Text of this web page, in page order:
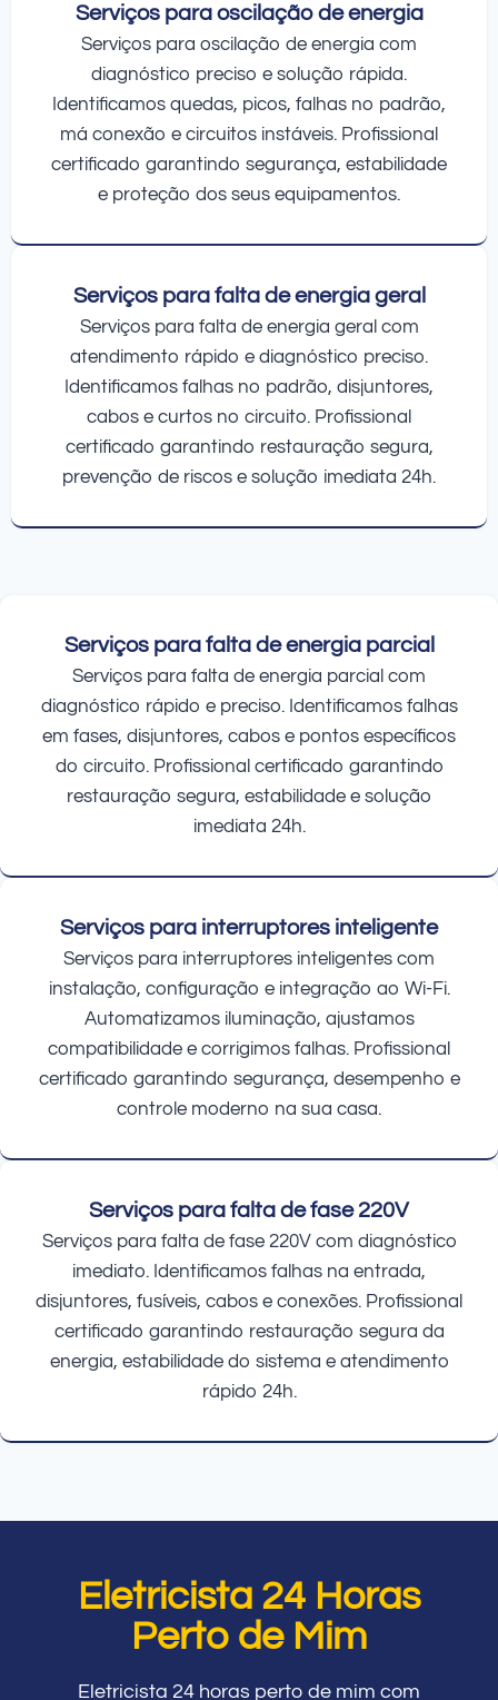
Serviços para oscilação de energia
Serviços para oscilação de energia com
diagnóstico preciso e solução rápida.
Identificamos quedas, picos, falhas no padrão,
má conexão e circuitos instáveis. Profissional
certificado garantindo segurança, estabilidade
e proteção dos seus equipamentos.
Serviços para falta de energia geral
Serviços para falta de energia geral com
atendimento rápido e diagnóstico preciso.
Identificamos falhas no padrão, disjuntores,
cabos e curtos no circuito. Profissional
certificado garantindo restauração segura,
prevenção de riscos e solução imediata 24h.
Serviços para falta de energia parcial
Serviços para falta de energia parcial com
diagnóstico rápido e preciso. Identificamos falhas
em fases, disjuntores, cabos e pontos específicos
do circuito. Profissional certificado garantindo
restauração segura, estabilidade e solução
imediata 24h.
Serviços para interruptores inteligente
Serviços para interruptores inteligentes com
instalação, configuração e integração ao Wi-Fi.
Automatizamos iluminação, ajustamos
compatibilidade e corrigimos falhas. Profissional
certificado garantindo segurança, desempenho e
controle moderno na sua casa.
Serviços para falta de fase 220V
Serviços para falta de fase 220V com diagnóstico
imediato. Identificamos falhas na entrada,
disjuntores, fusíveis, cabos e conexões. Profissional
certificado garantindo restauração segura da
energia, estabilidade do sistema e atendimento
rápido 24h.
Eletricista 24 Horas
Perto de Mim
Eletricista 24 horas perto de mim com